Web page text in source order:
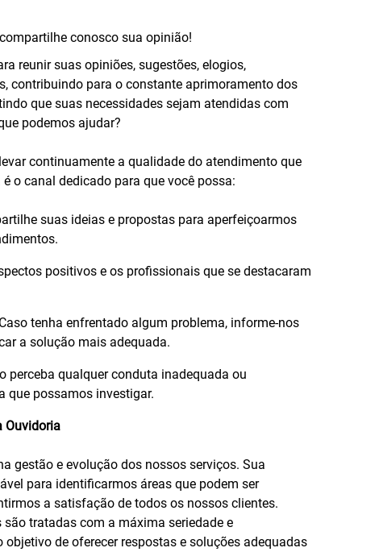
conosco sua opinião!
reunir suas opiniões, sugestões, elogios,
contribuindo para o constante aprimoramento dos
que suas necessidades sejam atendidas com
podemos ajudar?
continuamente a qualidade do atendimento que
o canal dedicado para que você possa:
suas ideias e propostas para aperfeiçoarmos
positivos e os profissionais que se destacaram
Caso tenha enfrentado algum problema, informe-nos
a solução mais adequada.
perceba qualquer conduta inadequada ou
que possamos investigar.
Ouvidoria
gestão e evolução dos nossos serviços. Sua
para identificarmos áreas que podem ser
a satisfação de todos os nossos clientes.
tratadas com a máxima seriedade e
de oferecer respostas e soluções adequadas